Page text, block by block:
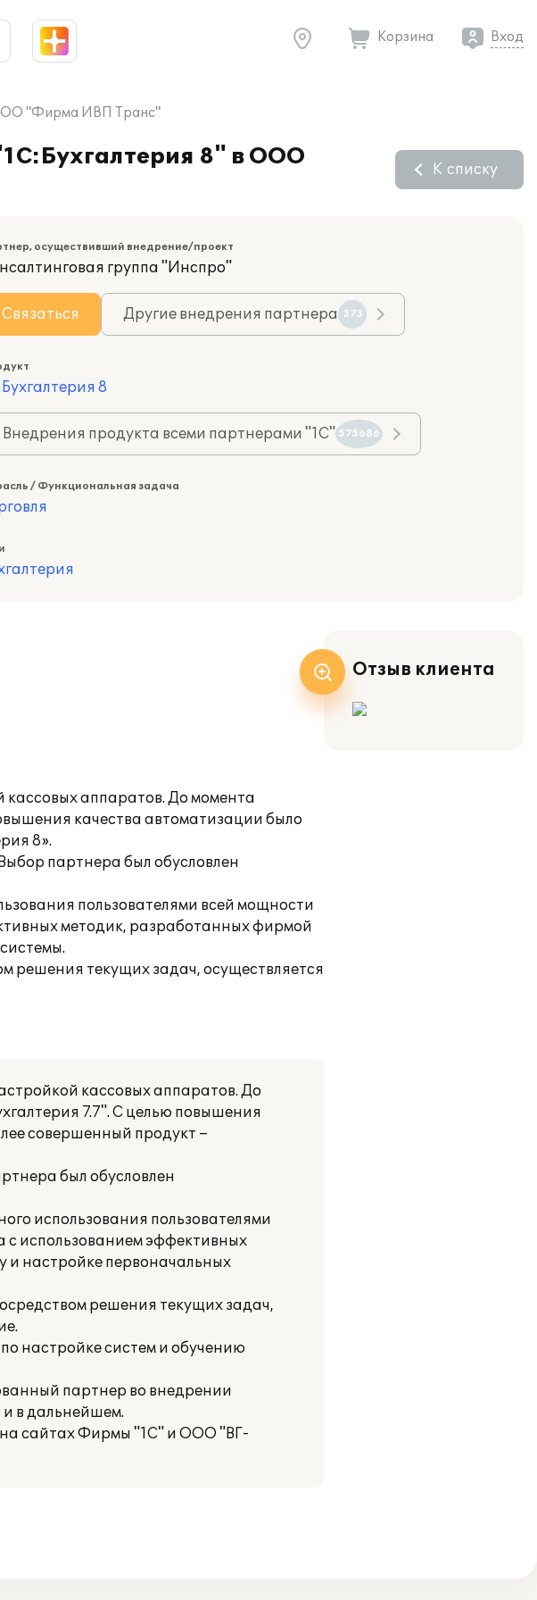
Корзина Вход
ООО "Фирма ИВП Транс"
8" в ООО
К списку
осуществивший внедрение/проект
группа "Инспро"
Связаться Другие внедрения партнера 373
8
Внедрения продукта всеми партнерами "1С" 575686
/ Функциональная задача
аппаратов. До момента
качества автоматизации было
8».
партнера был обусловлен
пользователями всей мощности
методик, разработанных фирмой
решения текущих задач, осуществляется
кассовых аппаратов. До
7.7". С целью повышения
совершенный продукт –
был обусловлен
использования пользователями
с использованием эффективных
и настройке первоначальных
решения текущих задач,
настройке систем и обучению
партнер во внедрении
в дальнейшем.
сайтах Фирмы "1С" и ООО "ВГ-
Отзыв клиента